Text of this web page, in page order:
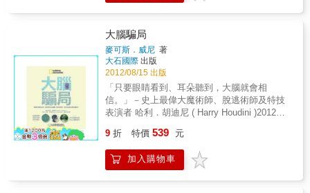
明：東大教授教你64堂大腦聰明課》改版
後代、用微笑凝視培養親子關係、懂得分工合
言也有記憶，導出人類成長與演化的動能，在
於想像的力量－－即使我們很容易感到絕望，
然而，在絕望之餘，我們擁有想像的力量，能
夠寄望於未來。也因此，這個世界能夠繼續進
步與發展。
嗎？嘴饞好吃，調整大腦比運動有效？每個人
其實都有一部分腦殘？男、女的大腦在母親肚
子裡就已經不同了？病態人格除了欠修養，還
可能是長了腦瘤？失語、失智、情緒失控……
大腦究竟失去了什麼？阿茲海默、帕金森氏症
可以治癒嗎？打破迷思的100個提問深入大腦皺
摺，看見自己的天才與瑕疵我們以為自己駕馭
著大腦，其實，是大腦創造了我們……大腦被
稱為生命中樞並非浪得虛名，人類所有的基本
緒、創造、膽識、道德、靈性、慾望……乃至
於各種運動障礙、精神疾病、長壽與否、同性
戀傾向，全都是由大腦所主宰。甚至連現代人
大腦騙局
麥可斯．威尼 著
大石國際 出版
2012/08/15 出版
「只要眼睛看到、耳朵聽到，大腦就會相
信。」－史上最偉大魔術師、脫逃術師及特技
表演者 哈利．胡迪尼 ( Harry Houdini )2012年
華收錄整合了神經學、心理學、眼科學的各路
人馬，這個熱門電視節目打造了一支破解團
隊，並大膽借用了兩位知名科學家：認知專家 -
9 折 特價 539 元
加入購物車